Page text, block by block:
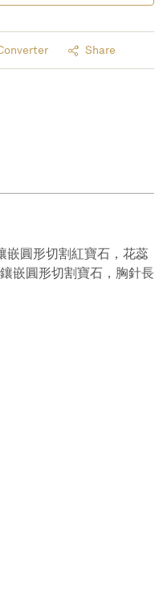
Share
嵌圓形切割紅寶石，花蕊
嵌圓形切割寶石，胸針長